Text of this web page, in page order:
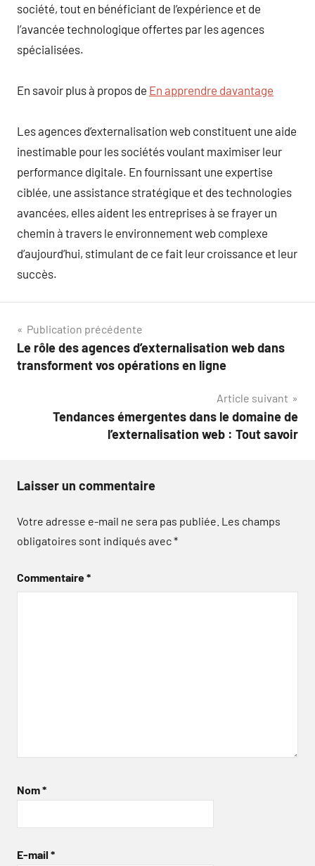
société, tout en bénéficiant de l’expérience et de
l’avancée technologique offertes par les agences
spécialisées.
En savoir plus à propos de En apprendre davantage
Les agences d’externalisation web constituent une aide
inestimable pour les sociétés voulant maximiser leur
performance digitale. En fournissant une expertise
ciblée, une assistance stratégique et des technologies
avancées, elles aident les entreprises à se frayer un
chemin à travers le environnement web complexe
d’aujourd’hui, stimulant de ce fait leur croissance et leur
succès.
Navigation
de
Publication précédente
Le rôle des agences d’externalisation web dans
transforment vos opérations en ligne
Article suivant
Tendances émergentes dans le domaine de
l’externalisation web : Tout savoir
Laisser un commentaire
Votre adresse e-mail ne sera pas publiée. Les champs
obligatoires sont indiqués avec*
Commentaire*
Nom*
E-mail *